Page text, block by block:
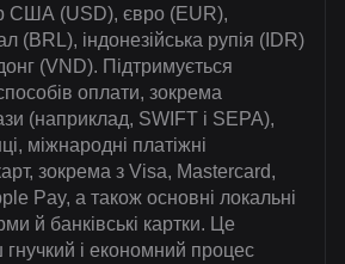
США (USD), євро (EUR),
(BRL), індонезійська рупія (IDR)
(VND). Підтримується
оплати, зокрема
(наприклад, SWIFT і SEPA),
міжнародні платіжні
зокрема з Visa, Mastercard,
Pay, а також основні локальні
й банківські картки. Це
гнучкий і економний процес